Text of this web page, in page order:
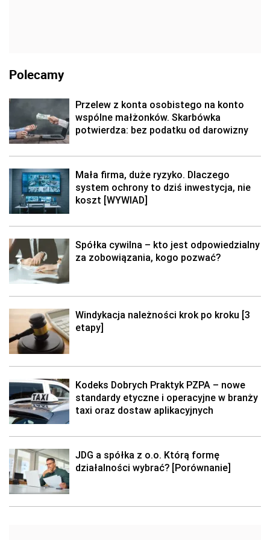
Polecamy
Przelew z konta osobistego na konto
wspólne małżonków. Skarbówka
potwierdza: bez podatku od darowizny
Mała firma, duże ryzyko. Dlaczego
system ochrony to dziś inwestycja, nie
koszt [WYWIAD]
Spółka cywilna – kto jest odpowiedzialny
za zobowiązania, kogo pozwać?
Windykacja należności krok po kroku [3
etapy]
Kodeks Dobrych Praktyk PZPA – nowe
standardy etyczne i operacyjne w branży
taxi oraz dostaw aplikacyjnych
JDG a spółka z o.o. Którą formę
działalności wybrać? [Porównanie]